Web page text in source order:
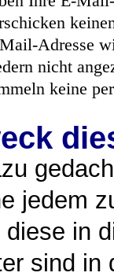
Adresse
nicht
keine
jedem
in
sind in